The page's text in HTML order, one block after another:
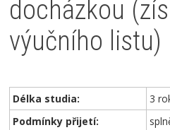
docházkou
výučního listu)
Délka studia:
3
Podmínky přijetí: